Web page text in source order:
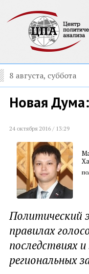
8 августа, суббота
Новая
24 октября 2016 / 13:29
Политический
правилах
последствиях
региональных